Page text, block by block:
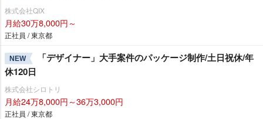
株式会社QIX
月給30万8,000円～
正社員 / 東京都
NEW
「デザイナー」大手案件のパッケージ制作/土日祝休/年
休120日
株式会社シロトリ
月給24万8,000円～36万3,000円
正社員 / 東京都